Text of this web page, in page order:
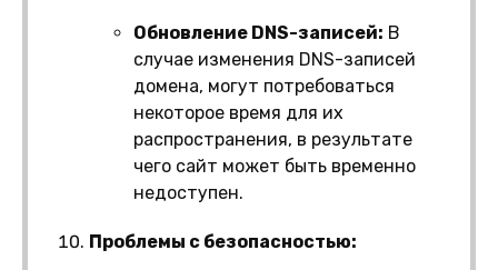
Обновление DNS-записей: В
случае изменения DNS-записей
домена, могут потребоваться
некоторое время для их
распространения, в результате
чего сайт может быть временно
недоступен.
Проблемы с безопасностью: